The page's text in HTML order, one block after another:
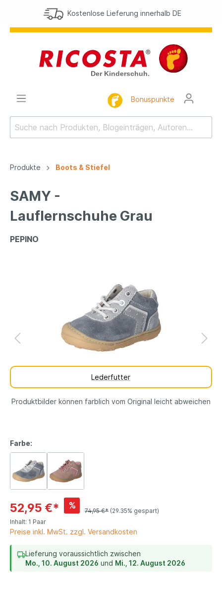
Kostenlose Lieferung innerhalb DE
Bonuspunkte
Produkte Boots & Stiefel
SAMY -
Lauflernschuhe Grau
PEPINO
Lederfutter
Produktbilder können farblich vom Original leicht abweichen
Farbe:
52,95 €* %
74,95 €* (29.35% gespart)
Inhalt: 1 Paar
Preise inkl. MwSt. zzgl. Versandkosten
Lieferung voraussichtlich zwischen
Mo., 10. August 2026 und Mi., 12. August 2026